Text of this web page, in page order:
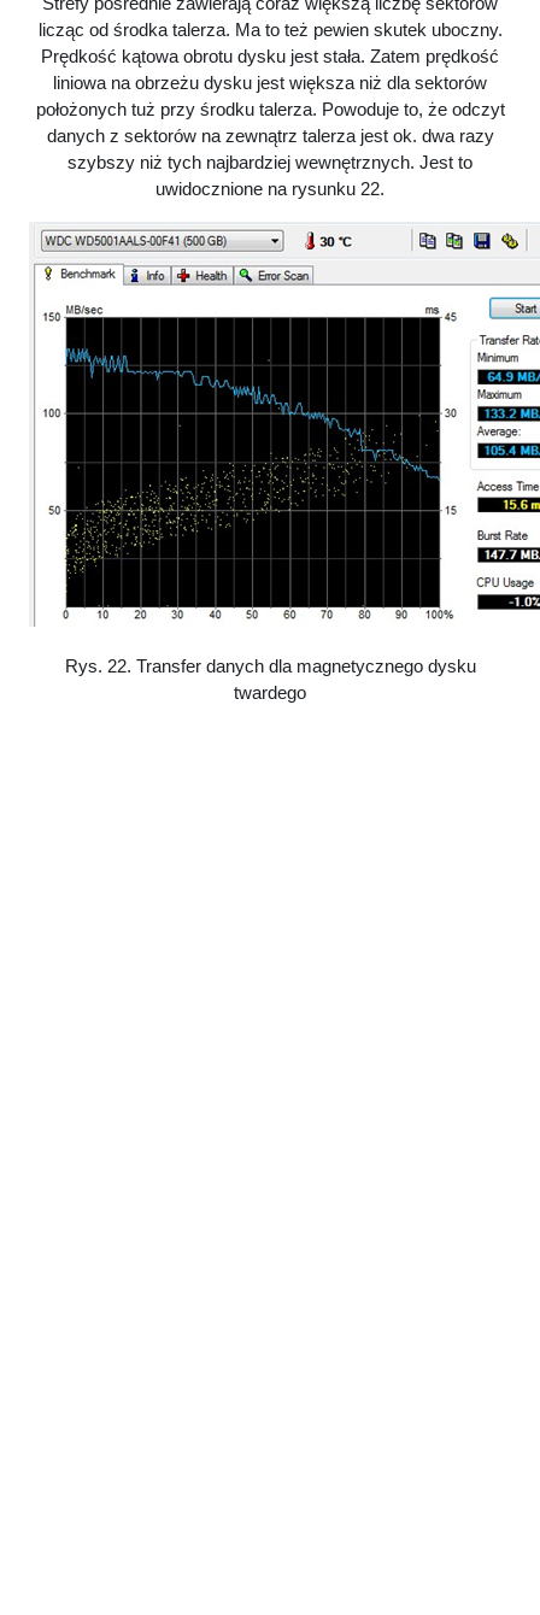
licząc od środka talerza. Ma to też pewien skutek uboczny.
Prędkość kątowa obrotu dysku jest stała. Zatem prędkość
liniowa na obrzeżu dysku jest większa niż dla sektorów
położonych tuż przy środku talerza. Powoduje to, że odczyt
danych z sektorów na zewnątrz talerza jest ok. dwa razy
szybszy niż tych najbardziej wewnętrznych. Jest to
uwidocznione na rysunku 22.
Rys. 22. Transfer danych dla magnetycznego dysku
twardego